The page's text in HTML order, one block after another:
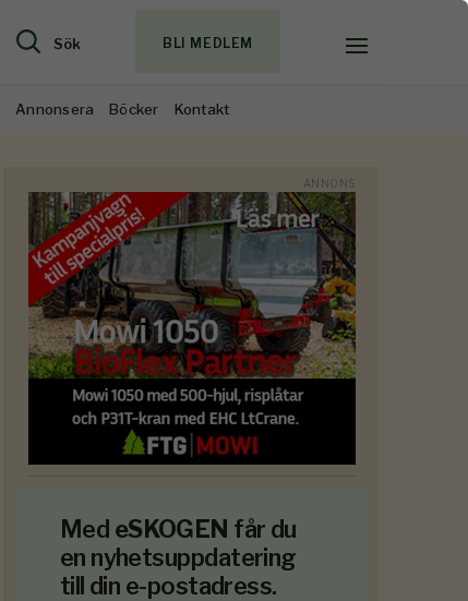
Sök BLI MEDLEM
Annonsera Böcker Kontakt
Med eSKOGEN får du
en nyhetsuppdatering
till din e-postadress.